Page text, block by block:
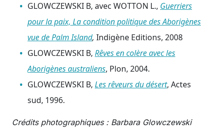
GLOWCZEWSKI B, avec WOTTON L., Guerriers
pour la paix, La condition politique des Aborigènes
vue de Palm Island, Indigène Editions, 2008
GLOWCZEWSKI B, Rêves en colère avec les
Aborigènes australiens, Plon, 2004.
GLOWCZEWSKI B, Les rêveurs du désert, Actes
sud, 1996.
Crédits photographiques : Barbara Glowczewski